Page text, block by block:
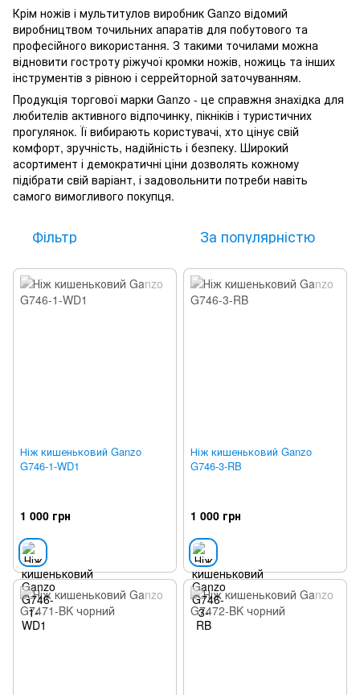
Крім ножів і мультитулов виробник Ganzo відомий
виробництвом точильних апаратів для побутового та
професійного використання. З такими точилами можна
відновити гостроту ріжучої кромки ножів, ножиць та інших
інструментів з рівною і серрейторной заточуванням.
Продукція торгової марки Ganzo - це справжня знахідка для
любителів активного відпочинку, пікніків і туристичних
прогулянок. Її вибирають користувачі, хто цінує свій
комфорт, зручність, надійність і безпеку. Широкий
асортимент і демократичні ціни дозволять кожному
підібрати свій варіант, і задовольнити потреби навіть
самого вимогливого покупця.
Фільтр За популярністю
Ніж кишеньковий Ganzo
G746-1-WD1
1 000 грн
Ніж кишеньковий Ganzo
G746-3-RB
1 000 грн